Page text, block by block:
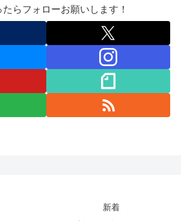
らフォローお願いします！
新着